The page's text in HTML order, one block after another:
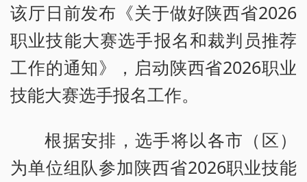
该厅日前发布《关于做好陕西省2026
职业技能大赛选手报名和裁判员推荐
工作的通知》，启动陕西省2026职业
技能大赛选手报名工作。
根据安排，选手将以各市（区）
为单位组队参加陕西省2026职业技能